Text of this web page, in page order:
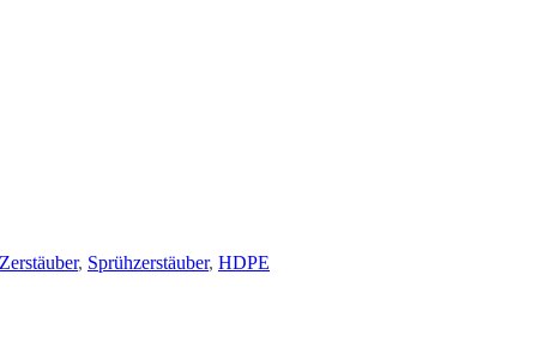
Zerstäuber, Sprühzerstäuber, HDPE